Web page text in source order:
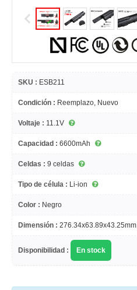
SKU : ESB211
Condición : Reemplazo, Nuevo
Voltaje : 11.1V
Capacidad : 6600mAh
Celdas : 9 celdas
Tipo de célula : Li-ion
Color : Negro
Dimensión : 276.34x63.89x43.25mm
Disponibilidad : En stock